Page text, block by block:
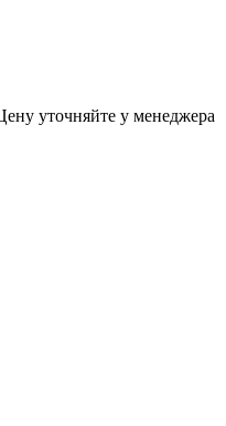
уточняйте у менеджера